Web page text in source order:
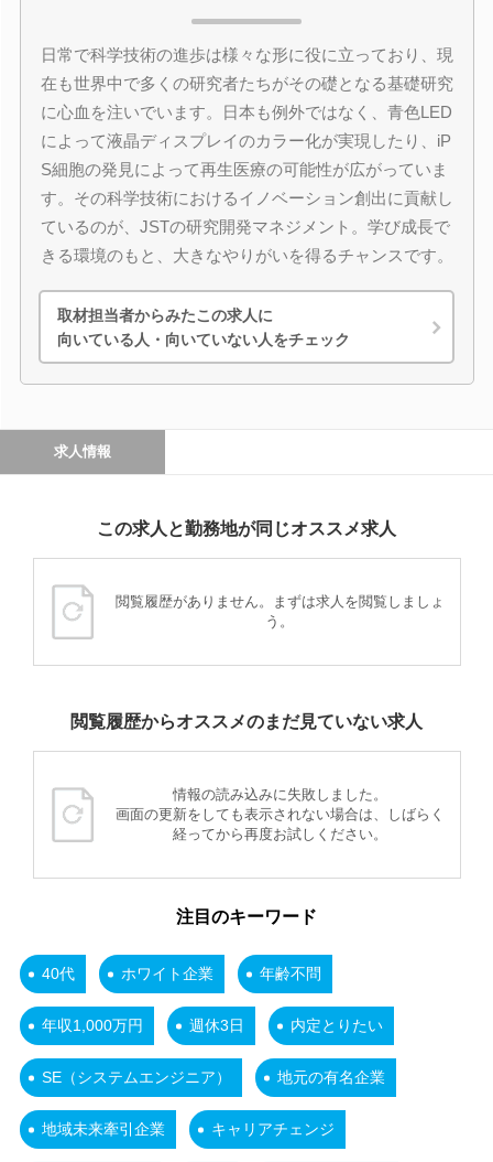
日常で科学技術の進歩は様々な形に役に立っており、現
在も世界中で多くの研究者たちがその礎となる基礎研究
に心血を注いでいます。日本も例外ではなく、青色LED
によって液晶ディスプレイのカラー化が実現したり、iP
S細胞の発見によって再生医療の可能性が広がっていま
す。その科学技術におけるイノベーション創出に貢献し
ているのが、JSTの研究開発マネジメント。学び成長で
きる環境のもと、大きなやりがいを得るチャンスです。
取材担当者からみたこの求人に
向いている人・向いていない人をチェック
求人情報
この求人と勤務地が同じオススメ求人
閲覧履歴がありません。まずは求人を閲覧しましょ
う。
閲覧履歴からオススメのまだ見ていない求人
情報の読み込みに失敗しました。
画面の更新をしても表示されない場合は、しばらく
経ってから再度お試しください。
注目のキーワード
40代 ホワイト企業 年齢不問
年収1,000万円 週休3日 内定とりたい
SE（システムエンジニア） 地元の有名企業
地域未来牽引企業 キャリアチェンジ